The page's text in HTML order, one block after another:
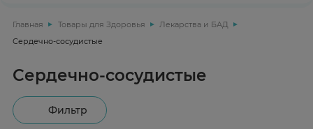
Главная Товары для Здоровья
Лекарства и БАД
Сердечно-сосудистые
Сердечно-сосудистые
Фильтр